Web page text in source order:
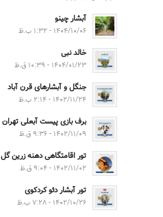
آبشار چینو
۱۴۰۴/۱۰/۰۶ - ۱:۳۲ ب.ظ
خالد نبی
۱۴۰۴/۰۱/۲۳ - ۱۰:۳۹ ق.ظ
جنگل و آبشارهای قرن آباد
۱۴۰۲/۱۱/۲۴ - ۲:۱۴ ب.ظ
برف بازی پیست آبعلی تهران
۱۴۰۲/۱۱/۰۹ - ۹:۳۶ ق.ظ
تور اقامتگاهی دهنه زرین گل
۱۴۰۲/۱۱/۰۲ - ۹:۰۴ ق.ظ
تور آبشار دئو کردکوی
۱۴۰۲/۱۰/۲۶ - ۷:۲۸ ب.ظ